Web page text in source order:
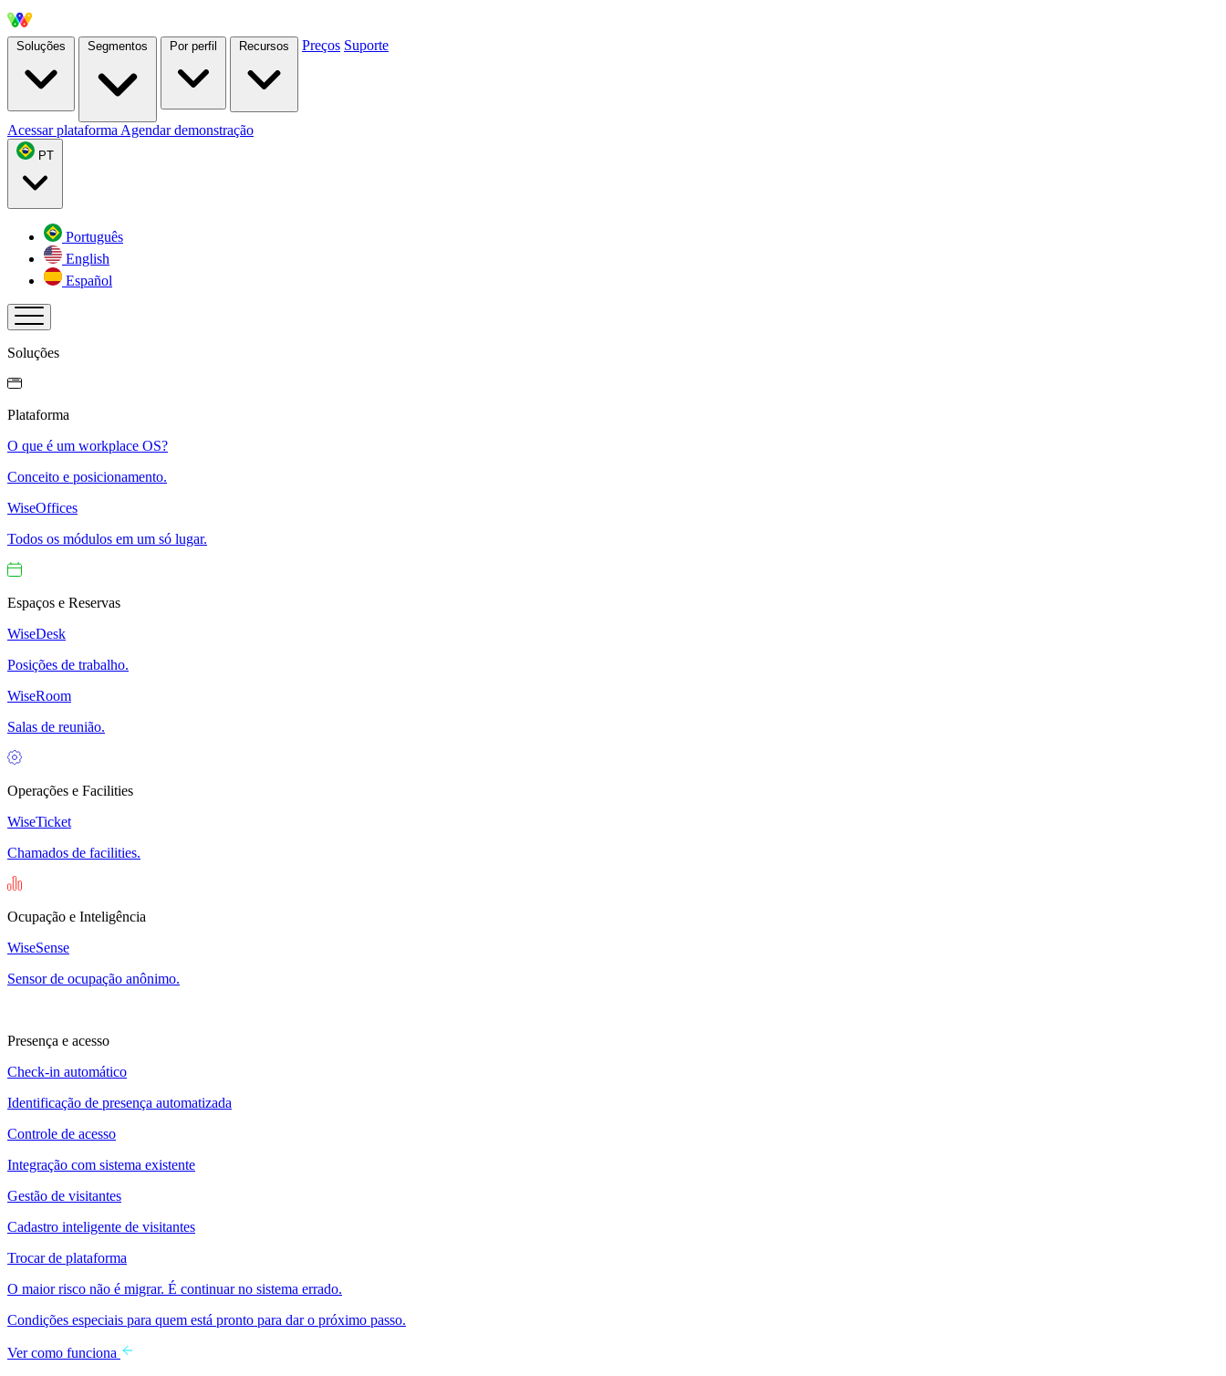
Soluções Segmentos Por perfil Recursos Preços Suporte
Acessar plataforma Agendar demonstração
PT
Português
English
Español
Soluções
Plataforma
O que é um workplace OS?
Conceito e posicionamento.
WiseOffices
Todos os módulos em um só lugar.
Espaços e Reservas
WiseDesk
Posições de trabalho.
WiseRoom
Salas de reunião.
Operações e Facilities
WiseTicket
Chamados de facilities.
Ocupação e Inteligência
WiseSense
Sensor de ocupação anônimo.
Presença e acesso
Check-in automático
Identificação de presença automatizada
Controle de acesso
Integração com sistema existente
Gestão de visitantes
Cadastro inteligente de visitantes
Trocar de plataforma
O maior risco não é migrar. É continuar no sistema errado.
Condições especiais para quem está pronto para dar o próximo passo.
Ver como funciona